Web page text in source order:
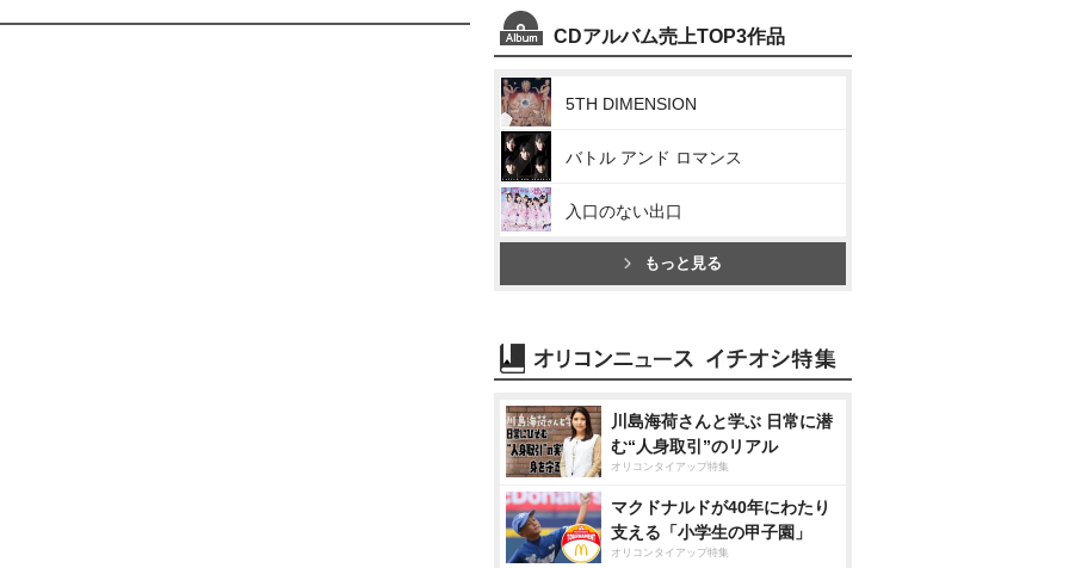
CDアルバム売上TOP3作品
5TH DIMENSION
バトル アンド ロマンス
入口のない出口
もっと見る
川島海荷さんと学ぶ 日常に潜
む“人身取引”のリアル
オリコンタイアップ特集
マクドナルドが40年にわたり
支える「小学生の甲子園」
オリコンタイアップ特集